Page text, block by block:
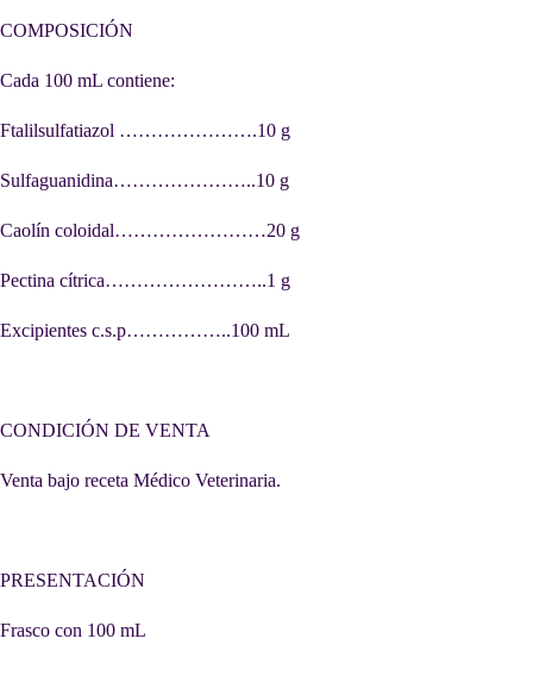
COMPOSICIÓN
Cada 100 mL contiene:
Ftalilsulfatiazol ………………….10 g
Sulfaguanidina…………………..10 g
Caolín coloidal……………………20 g
Pectina cítrica……………………..1 g
Excipientes c.s.p……………..100 mL
CONDICIÓN DE VENTA
Venta bajo receta Médico Veterinaria.
PRESENTACIÓN
Frasco con 100 mL